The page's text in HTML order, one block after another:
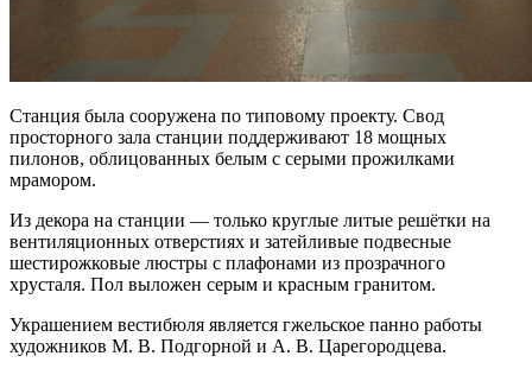
Станция была сооружена по типовому проекту. Свод
просторного зала станции поддерживают 18 мощных
пилонов, облицованных белым с серыми прожилками
мрамором.
Из декора на станции — только круглые литые решётки на
вентиляционных отверстиях и затейливые подвесные
шестирожковые люстры с плафонами из прозрачного
хрусталя. Пол выложен серым и красным гранитом.
Украшением вестибюля является гжельское панно работы
художников М. В. Подгорной и А. В. Царегородцева.